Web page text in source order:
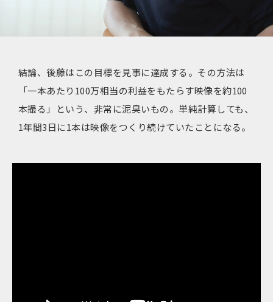
結論、後藤はこの目標を見事に達成する。その方法は
「一本あたり100万相当の利益をもたらす映像を約100
本撮る」という、非常に泥臭いもの。単純計算しても、
1年間3日に1本は映像をつくり続けていたことになる。